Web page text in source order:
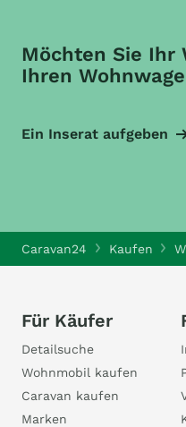
Möchten Sie Ihr
Ihren
Ein Inserat aufgeben
Caravan24 Kaufen
Für Käufer
Detailsuche
Wohnmobil kaufen
Caravan kaufen
Marken